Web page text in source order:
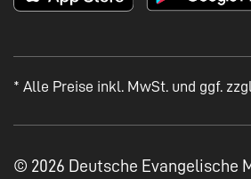
* Alle Preise inkl. MwSt. und ggf. zzgl.
© 2026 Deutsche Evangelische